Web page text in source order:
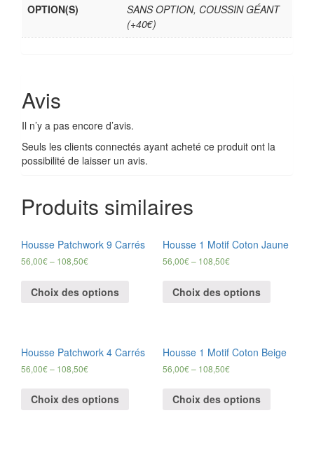
OPTION(S)
SANS OPTION, COUSSIN GÉANT
(+40€)
Avis
Il n’y a pas encore d’avis.
Seuls les clients connectés ayant acheté ce produit ont la
possibilité de laisser un avis.
Produits similaires
Housse Patchwork 9 Carrés
56,00€– 108,50€
Choix des options
Housse 1 Motif Coton Jaune
56,00€– 108,50€
Choix des options
Housse Patchwork 4 Carrés
56,00€– 108,50€
Choix des options
Housse 1 Motif Coton Beige
56,00€– 108,50€
Choix des options